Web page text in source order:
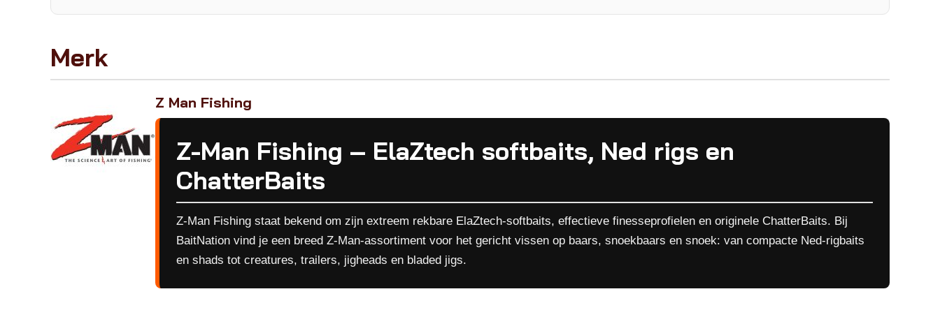
Merk
Z Man Fishing
Z-Man Fishing – ElaZtech softbaits, Ned rigs en
ChatterBaits
Z-Man Fishing staat bekend om zijn extreem rekbare ElaZtech-softbaits, effectieve finesseprofielen en originele ChatterBaits. Bij
BaitNation vind je een breed Z-Man-assortiment voor het gericht vissen op baars, snoekbaars en snoek: van compacte Ned-rigbaits
en shads tot creatures, trailers, jigheads en bladed jigs.